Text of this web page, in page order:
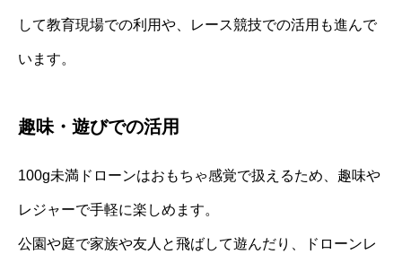
して教育現場での利用や、レース競技での活用も進んで
います。
趣味・遊びでの活用
100g未満ドローンはおもちゃ感覚で扱えるため、趣味や
レジャーで手軽に楽しめます。
公園や庭で家族や友人と飛ばして遊んだり、ドローンレ